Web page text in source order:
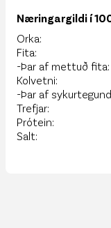
Næringargildi í
Orka:
Fita:
-Þar af mettuð fita:
Kolvetni:
-Þar af
Trefjar:
Prótein:
Salt: